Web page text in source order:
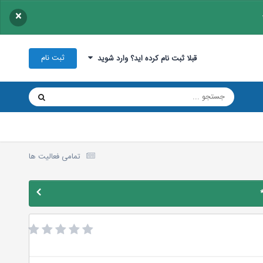
×
قبلا ثبت نام کرده اید؟ وارد شوید ثبت نام
تمامی فعالیت ها